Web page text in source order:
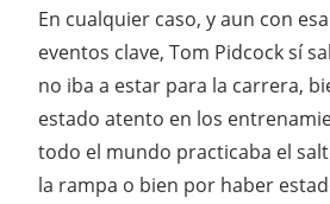
En cualquier caso, y aun con
eventos clave, Tom Pidcock sí
no iba a estar para la carrera,
estado atento en los
todo el mundo practicaba el
la rampa o bien por haber